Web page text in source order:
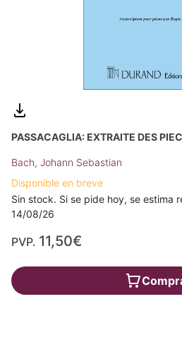
PASSACAGLIA: EXTRAITE DES
Bach, Johann Sebastian
Disponible en breve
Sin stock. Si se pide hoy, se estima
14/08/26
PVP. 11,50€